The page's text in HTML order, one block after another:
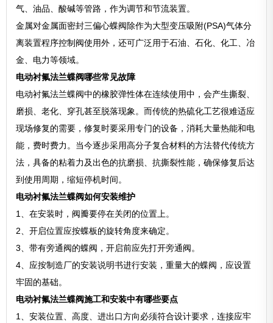
气、油品、酸碱等管路，作为调节和节流装置。
金属对金属面密封三偏心蝶阀除作为大型变压吸附(PSA)气体分
离装置程序控制阀使用外，还可广泛用于石油、石化、化工、冶
金、电力等领域。
电动衬氟法兰蝶阀哪些常见故障
电动衬氟法兰蝶阀中的橡胶弹性体在连续使用中，会产生撕裂、
磨损、老化、穿孔甚至脱落现象。而传统的热硫化工艺很难适应
现场修复的需要，修复时要采用专门的设备，消耗大量热能和电
能，费时费力。当今逐步采用高分子复合材料的方法替代传统方
法，具备的粘着力及出色的抗磨损、抗撕裂性能，确保修复后达
到使用周期，缩短停机时间。
电动衬氟法兰蝶阀如何安装维护
1、在安装时，阀瓣要停在关闭的位置上。
2、开启位置应按蝶板的旋转角度来确定。
3、带有旁通阀的蝶阀，开启前应先打开旁通阀。
4、应按制造厂的安装说明书进行安装，重量大的蝶阀，应设置
牢固的基础。
电动衬氟法兰蝶阀施工和安装中有哪些要点
1、安装位置、高度、进出口方向必须符合设计要求，连接应牢